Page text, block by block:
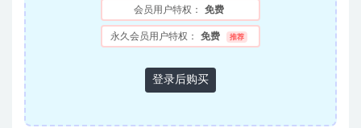
会员用户特权： 免费
永久会员用户特权： 免费 推荐
登录后购买